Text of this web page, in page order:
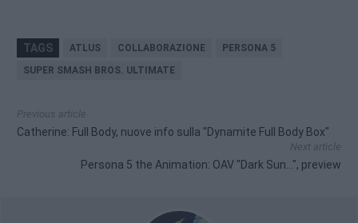
TAGS ATLUS COLLABORAZIONE
PERSONA 5
SUPER SMASH BROS. ULTIMATE
Previous article
Catherine: Full Body, nuove info sulla "Dynamite Full Body Box"
Next article
Persona 5 the Animation: OAV "Dark Sun…", preview